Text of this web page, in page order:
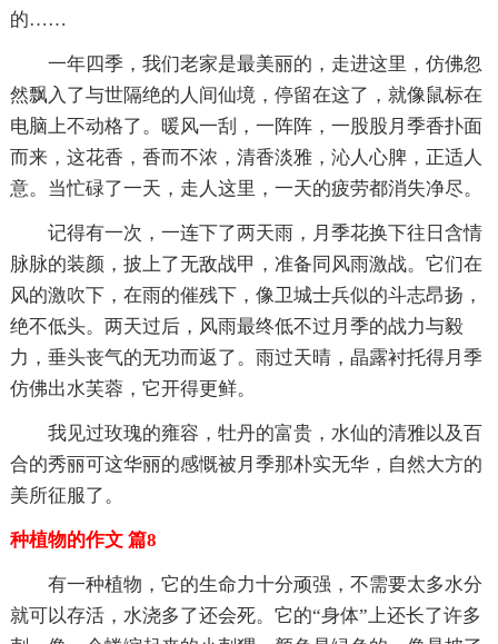
的……
一年四季，我们老家是最美丽的，走进这里，仿佛忽
然飘入了与世隔绝的人间仙境，停留在这了，就像鼠标在
电脑上不动格了。暖风一刮，一阵阵，一股股月季香扑面
而来，这花香，香而不浓，清香淡雅，沁人心脾，正适人
意。当忙碌了一天，走人这里，一天的疲劳都消失净尽。
记得有一次，一连下了两天雨，月季花换下往日含情
脉脉的装颜，披上了无敌战甲，准备同风雨激战。它们在
风的激吹下，在雨的催残下，像卫城士兵似的斗志昂扬，
绝不低头。两天过后，风雨最终低不过月季的战力与毅
力，垂头丧气的无功而返了。雨过天晴，晶露衬托得月季
仿佛出水芙蓉，它开得更鲜。
我见过玫瑰的雍容，牡丹的富贵，水仙的清雅以及百
合的秀丽可这华丽的感慨被月季那朴实无华，自然大方的
美所征服了。
种植物的作文 篇8
有一种植物，它的生命力十分顽强，不需要太多水分
就可以存活，水浇多了还会死。它的“身体”上还长了许多